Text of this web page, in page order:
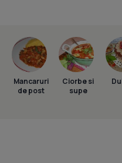
Mancaruri
de post
Ciorbe si
supe